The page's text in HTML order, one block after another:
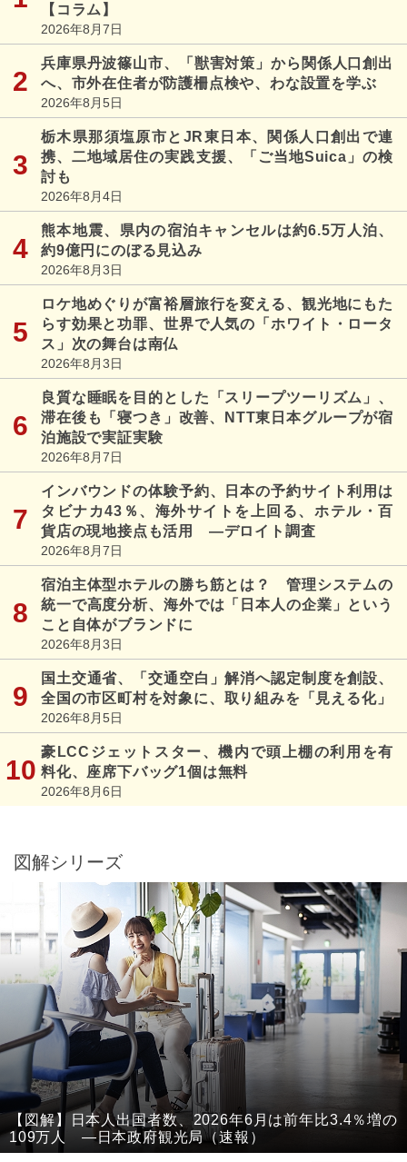
【コラム】
2026年8月7日
兵庫県丹波篠山市、「獣害対策」から関係人口創出
へ、市外在住者が防護柵点検や、わな設置を学ぶ
2026年8月5日
栃木県那須塩原市とJR東日本、関係人口創出で連
携、二地域居住の実践支援、「ご当地Suica」の検
討も
2026年8月4日
熊本地震、県内の宿泊キャンセルは約6.5万人泊、
約9億円にのぼる見込み
2026年8月3日
ロケ地めぐりが富裕層旅行を変える、観光地にもた
らす効果と功罪、世界で人気の「ホワイト・ロータ
ス」次の舞台は南仏
2026年8月3日
良質な睡眠を目的とした「スリープツーリズム」、
滞在後も「寝つき」改善、NTT東日本グループが宿
泊施設で実証実験
2026年8月7日
インバウンドの体験予約、日本の予約サイト利用は
タビナカ43％、海外サイトを上回る、ホテル・百
貨店の現地接点も活用 ―デロイト調査
2026年8月7日
宿泊主体型ホテルの勝ち筋とは？ 管理システムの
統一で高度分析、海外では「日本人の企業」という
こと自体がブランドに
2026年8月3日
国土交通省、「交通空白」解消へ認定制度を創設、
全国の市区町村を対象に、取り組みを「見える化」
2026年8月5日
豪LCCジェットスター、機内で頭上棚の利用を有
料化、座席下バッグ1個は無料
2026年8月6日
図解シリーズ
【図解】日本人出国者数、2026年6月は前年比3.4％増の
109万人 ―日本政府観光局（速報）